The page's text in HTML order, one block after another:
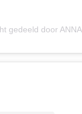
gedeeld door